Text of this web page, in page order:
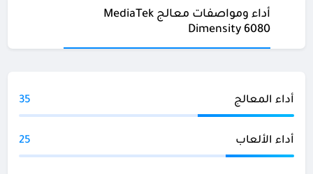
أداء ومواصفات معالج MediaTek
Dimensity 6080
أداء المعالج 35
أداء الألعاب 25